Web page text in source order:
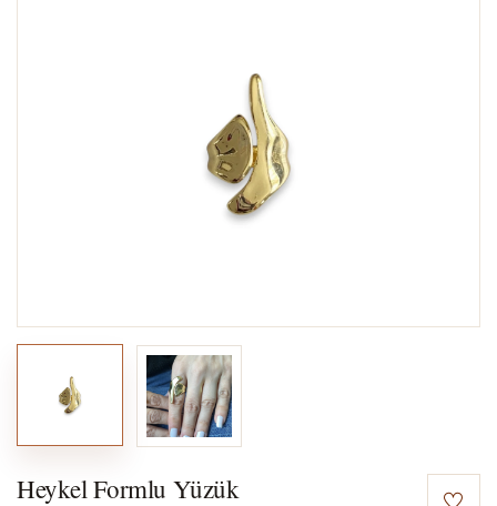
Heykel Formlu Yüzük